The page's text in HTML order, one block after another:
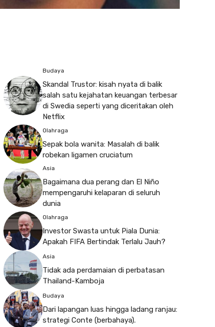
Budaya
Skandal Trustor: kisah nyata di balik
salah satu kejahatan keuangan terbesar
di Swedia seperti yang diceritakan oleh
Netflix
Olahraga
Sepak bola wanita: Masalah di balik
robekan ligamen cruciatum
Asia
Bagaimana dua perang dan El Niño
mempengaruhi kelaparan di seluruh
dunia
Olahraga
Investor Swasta untuk Piala Dunia:
Apakah FIFA Bertindak Terlalu Jauh?
Asia
Tidak ada perdamaian di perbatasan
Thailand-Kamboja
Budaya
Dari lapangan luas hingga ladang ranjau:
strategi Conte (berbahaya).